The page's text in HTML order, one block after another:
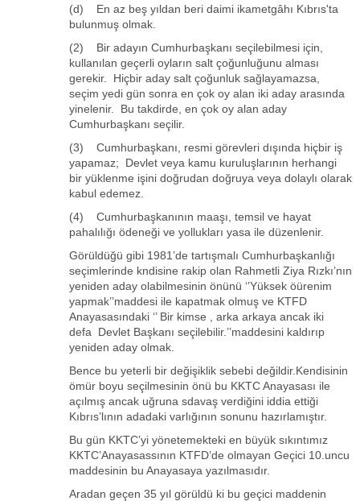
(d) En az beş yıldan beri daimi ikametgâhı Kıbrıs'ta
bulunmuş olmak.
(2) Bir adayın Cumhurbaşkanı seçilebilmesi için,
kullanılan geçerli oyların salt çoğunluğunu alması
gerekir. Hiçbir aday salt çoğunluk sağlayamazsa,
seçim yedi gün sonra en çok oy alan iki aday arasında
yinelenir. Bu takdirde, en çok oy alan aday
Cumhurbaşkanı seçilir.
(3) Cumhurbaşkanı, resmi görevleri dışında hiçbir iş
yapamaz; Devlet veya kamu kuruluşlarının herhangi
bir yüklenme işini doğrudan doğruya veya dolaylı olarak
kabul edemez.
(4) Cumhurbaşkanının maaşı, temsil ve hayat
pahalılığı ödeneği ve yollukları yasa ile düzenlenir.
Görüldüğü gibi 1981’de tartışmalı Cumhurbaşkanlığı
seçimlerinde kndisine rakip olan Rahmetli Ziya Rızkı’nın
yeniden aday olabilmesinin önünü ‘’Yüksek öürenim
yapmak’’maddesi ile kapatmak olmuş ve KTFD
Anayasasındaki ‘’ Bir kimse , arka arkaya ancak iki
defa Devlet Başkanı seçilebilir.’’maddesini kaldırıp
yeniden aday olmak.
Bence bu yeterli bir değişiklik sebebi değildir.Kendisinin
ömür boyu seçilmesinin önü bu KKTC Anayasası ile
açılmış ancak uğruna sdavaş verdiğini iddia ettiği
Kıbrıs’lının adadaki varlığının sonunu hazırlamıştır.
Bu gün KKTC’yi yönetemekteki en büyük sıkıntımız
KKTC’Anayasassının KTFD’de olmayan Geçici 10.uncu
maddesinin bu Anayasaya yazılmasıdır.
Aradan geçen 35 yıl görüldü ki bu geçici maddenin